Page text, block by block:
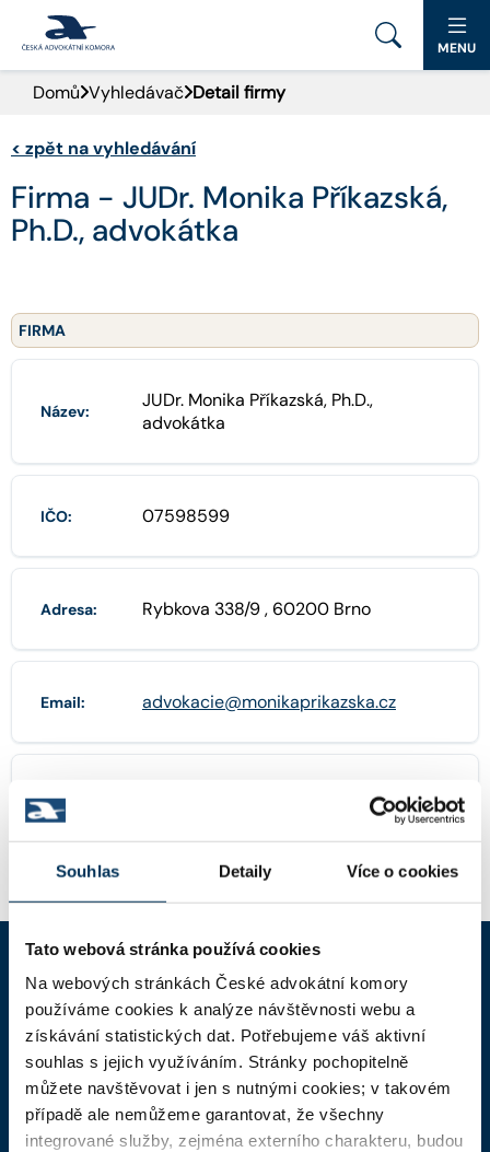
Souhlas Detaily Více o cookies
Tato webová stránka používá cookies
Na webových stránkách České advokátní komory
používáme cookies k analýze návštěvnosti webu a
získávání statistických dat. Potřebujeme váš aktivní
souhlas s jejich využíváním. Stránky pochopitelně
můžete navštěvovat i jen s nutnými cookies; v takovém
případě ale nemůžeme garantovat, že všechny
integrované služby, zejména externího charakteru, budou
PORTÁL ČAK
DOMŮ
AKTUALITY
PRO VEŘEJNOST
MENU
Domů Vyhledávač Detail firmy
< zpět na vyhledávání
Firma - JUDr. Monika Příkazská,
Ph.D., advokátka
FIRMA
Název:
JUDr. Monika Příkazská, Ph.D.,
advokátka
IČO: 07598599
Adresa: Rybkova 338/9 , 60200 Brno
Email: advokacie@monikaprikazska.cz
Telefon:
ČAK
Domů
Aktuality
Dokumenty a formuláře